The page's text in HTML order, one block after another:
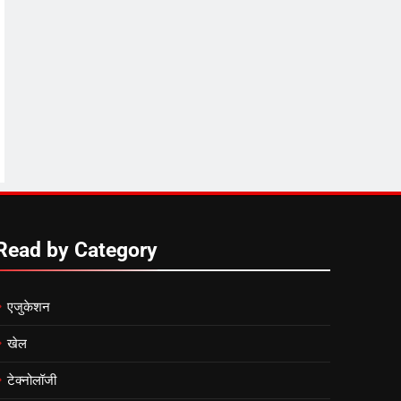
by Category
एजुकेशन
खेल
टेक्नोलॉजी